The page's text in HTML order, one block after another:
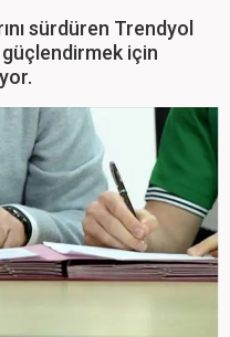
sürdüren Trendyol
güçlendirmek için